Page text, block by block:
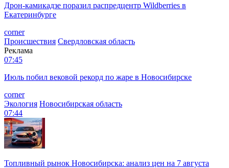
Дрон-камикадзе поразил распредцентр Wildberries в
Екатеринбурге
corner
Происшествия Свердловская область
Реклама
07:45
Июль побил вековой рекорд по жаре в Новосибирске
corner
Экология Новосибирская область
07:44
Топливный рынок Новосибирска: анализ цен на 7 августа